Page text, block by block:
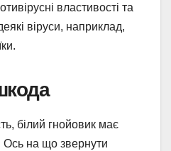
властивості та
віруси, наприклад,
білий гнойовик має
Ось на що звернути